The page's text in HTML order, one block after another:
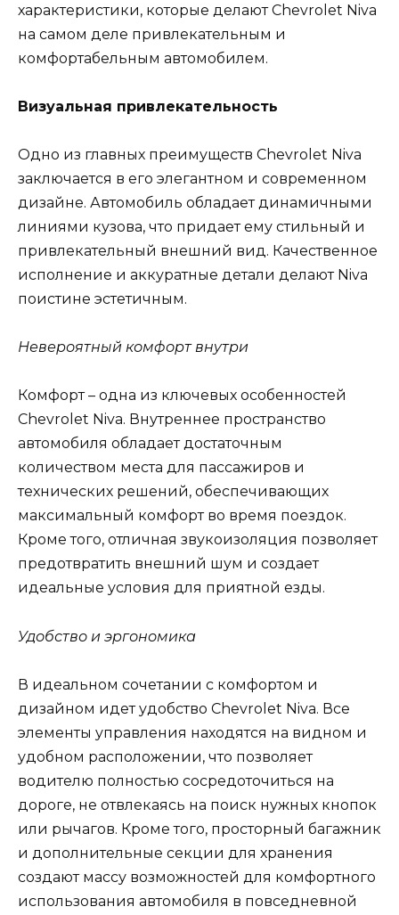
характеристики, которые делают Chevrolet Niva
на самом деле привлекательным и
комфортабельным автомобилем.
Визуальная привлекательность
Одно из главных преимуществ Chevrolet Niva
заключается в его элегантном и современном
дизайне. Автомобиль обладает динамичными
линиями кузова, что придает ему стильный и
привлекательный внешний вид. Качественное
исполнение и аккуратные детали делают Niva
поистине эстетичным.
Невероятный комфорт внутри
Комфорт – одна из ключевых особенностей
Chevrolet Niva. Внутреннее пространство
автомобиля обладает достаточным
количеством места для пассажиров и
технических решений, обеспечивающих
максимальный комфорт во время поездок.
Кроме того, отличная звукоизоляция позволяет
предотвратить внешний шум и создает
идеальные условия для приятной езды.
Удобство и эргономика
В идеальном сочетании с комфортом и
дизайном идет удобство Chevrolet Niva. Все
элементы управления находятся на видном и
удобном расположении, что позволяет
водителю полностью сосредоточиться на
дороге, не отвлекаясь на поиск нужных кнопок
или рычагов. Кроме того, просторный багажник
и дополнительные секции для хранения
создают массу возможностей для комфортного
использования автомобиля в повседневной